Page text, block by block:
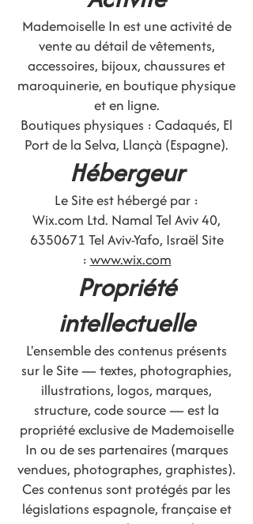
Mademoiselle In est une activité de
vente au détail de vêtements,
accessoires, bijoux, chaussures et
maroquinerie, en boutique physique
et en ligne.
Boutiques physiques : Cadaqués, El
Port de la Selva, Llançà (Espagne).
Hébergeur
Le Site est hébergé par :
Wix.com Ltd. Namal Tel Aviv 40,
6350671 Tel Aviv-Yafo, Israël Site
: www.wix.com
Propriété
intellectuelle
L'ensemble des contenus présents
sur le Site — textes, photographies,
illustrations, logos, marques,
structure, code source — est la
propriété exclusive de Mademoiselle
In ou de ses partenaires (marques
vendues, photographes, graphistes).
Ces contenus sont protégés par les
législations espagnole, française et